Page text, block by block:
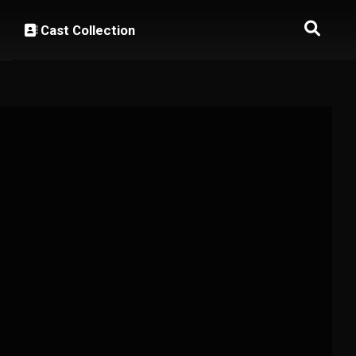
Cast Collection